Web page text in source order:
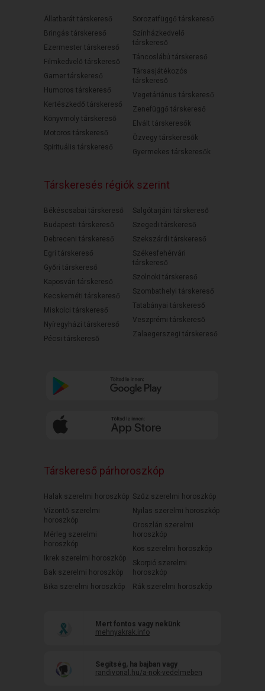
Állatbarát társkereső
Bringás társkereső
Ezermester társkereső
Filmkedvelő társkereső
Gamer társkereső
Humoros társkereső
Kertészkedő társkereső
Könyvmoly társkereső
Motoros társkereső
Spirituális társkereső
Sorozatfüggő társkereső
Színházkedvelő
társkereső
Táncoslábú társkereső
Társasjátékozós
társkereső
Vegetáriánus társkereső
Zenefüggő társkereső
Elvált társkeresők
Özvegy társkeresők
Gyermekes társkeresők
Társkeresés régiók szerint
Békéscsabai társkereső
Budapesti társkereső
Debreceni társkereső
Egri társkereső
Győri társkereső
Kaposvári társkereső
Kecskeméti társkereső
Miskolci társkereső
Nyíregyházi társkereső
Pécsi társkereső
Salgótarjáni társkereső
Szegedi társkereső
Szekszárdi társkereső
Székesfehérvári
társkereső
Szolnoki társkereső
Szombathelyi társkereső
Tatabányai társkereső
Veszprémi társkereső
Zalaegerszegi társkereső
Társkereső párhoroszkóp
Halak szerelmi horoszkóp
Vízöntő szerelmi
horoszkóp
Mérleg szerelmi
horoszkóp
Ikrek szerelmi horoszkóp
Bak szerelmi horoszkóp
Bika szerelmi horoszkóp
Szűz szerelmi horoszkóp
Nyilas szerelmi horoszkóp
Oroszlán szerelmi
horoszkóp
Kos szerelmi horoszkóp
Skorpió szerelmi
horoszkóp
Rák szerelmi horoszkóp
Mert fontos vagy nekünk
mehnyakrak.info
Segítség, ha bajban vagy
randivonal.hu/a-nok-vedelmeben